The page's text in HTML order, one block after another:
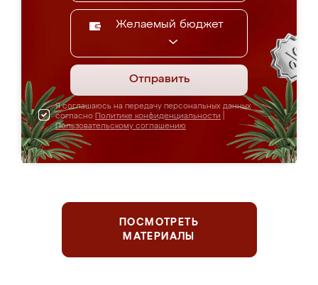
Желаемый бюджет
Отправить
Я соглашаюсь на передачу персональных данных
согласно Политике конфиденциальности
Пользовательскому соглашению
ПОСМОТРЕТЬ
МАТЕРИАЛЫ